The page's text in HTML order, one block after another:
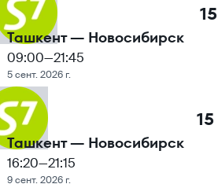
Ташкент — Новосибирск
09:00—21:45
5 сент. 2026 г.
Ташкент — Новосибирск
16:20—21:15
9 сент. 2026 г.